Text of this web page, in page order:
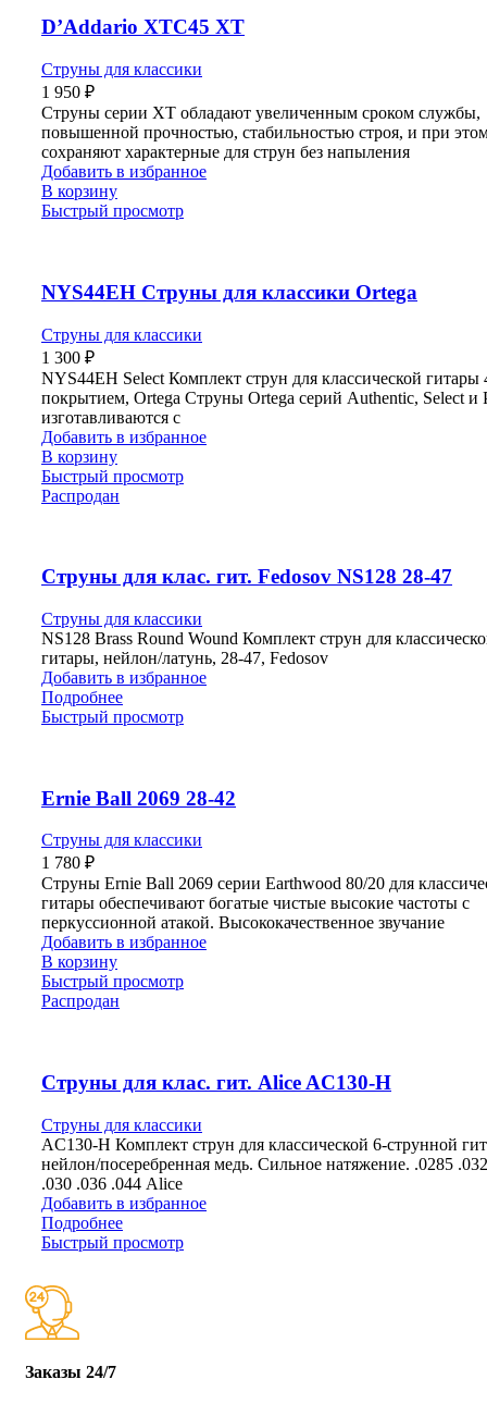
D’Addario XTC45 XT
Струны для классики
1 950 ₽
Струны серии XT обладают увеличенным сроком службы,
повышенной прочностью, стабильностью строя, и при
сохраняют характерные для струн без напыления
Добавить в избранное
В корзину
Быстрый просмотр
NYS44EH Струны для классики Ortega
Струны для классики
1 300 ₽
NYS44EH Select Комплект струн для классической гитары
покрытием, Ortega Струны Ortega серий Authentic, Select и
изготавливаются с
Добавить в избранное
В корзину
Быстрый просмотр
Распродан
Струны для клас. гит. Fedosov NS128 28-47
Струны для классики
NS128 Brass Round Wound Комплект струн для
гитары, нейлон/латунь, 28-47, Fedosov
Добавить в избранное
Подробнее
Быстрый просмотр
Ernie Ball 2069 28-42
Струны для классики
1 780 ₽
Струны Ernie Ball 2069 серии Earthwood 80/20 для
гитары обеспечивают богатые чистые высокие частоты с
перкуссионной атакой. Высококачественное звучание
Добавить в избранное
В корзину
Быстрый просмотр
Распродан
Струны для клас. гит. Alice AC130-H
Струны для классики
AC130-H Комплект струн для классической 6-струнной
нейлон/посеребренная медь. Сильное натяжение. .0285
.030 .036 .044 Alice
Добавить в избранное
Подробнее
Быстрый просмотр
Заказы 24/7